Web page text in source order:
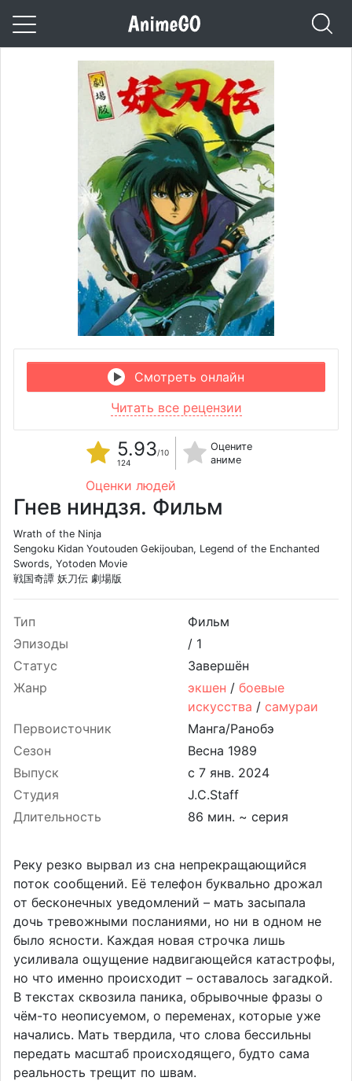
Смотреть онлайн
Читать все рецензии
5.93/10
124
Оцените
аниме
Оценки людей
Гнев ниндзя. Фильм
Wrath of the Ninja
Sengoku Kidan Youtouden Gekijouban, Legend of the Enchanted
Swords, Yotoden Movie
戦国奇譚 妖刀伝 劇場版
Тип
Фильм
Эпизоды
/ 1
Статус
Завершён
Жанр
экшен / боевые
искусства / самураи
Первоисточник
Манга/Ранобэ
Сезон
Весна 1989
Выпуск
Студия
J.C.Staff
Длительность
86 мин. ~ серия
Реку резко вырвал из сна непрекращающийся
поток сообщений. Её телефон буквально дрожал
от бесконечных уведомлений – мать засыпала
дочь тревожными посланиями, но ни в одном не
было ясности. Каждая новая строчка лишь
усиливала ощущение надвигающейся катастрофы,
но что именно происходит – оставалось загадкой.
В текстах сквозила паника, обрывочные фразы о
чём-то неописуемом, о переменах, которые уже
начались. Мать твердила, что слова бессильны
передать масштаб происходящего, будто сама
реальность трещит по швам.